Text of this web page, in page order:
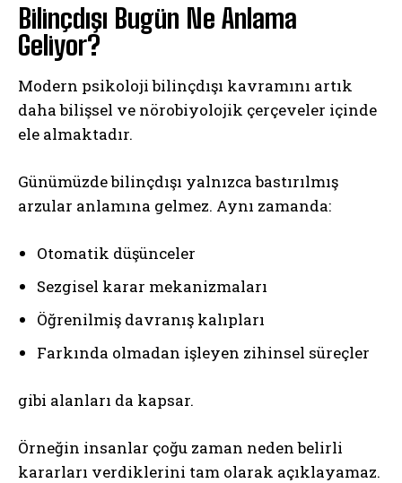
Bilinçdışı Bugün Ne Anlama
Geliyor?
Modern psikoloji bilinçdışı kavramını artık
daha bilişsel ve nörobiyolojik çerçeveler içinde
ele almaktadır.
Günümüzde bilinçdışı yalnızca bastırılmış
arzular anlamına gelmez. Aynı zamanda:
Otomatik düşünceler
Sezgisel karar mekanizmaları
Öğrenilmiş davranış kalıpları
Farkında olmadan işleyen zihinsel süreçler
gibi alanları da kapsar.
Örneğin insanlar çoğu zaman neden belirli
kararları verdiklerini tam olarak açıklayamaz.